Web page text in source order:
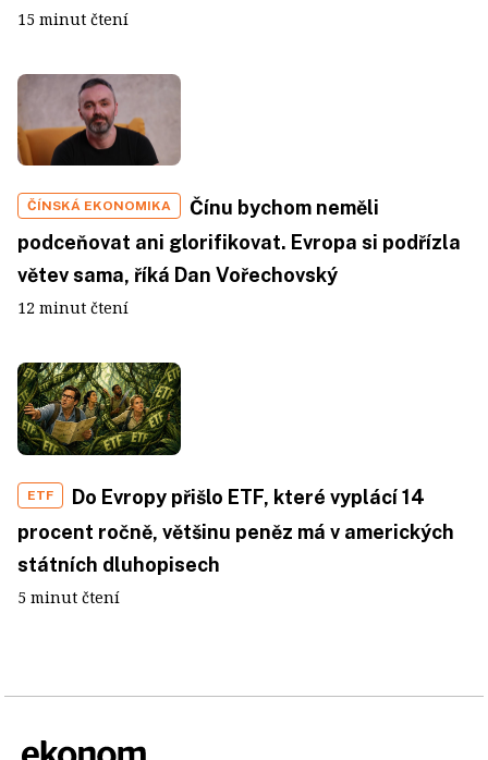
15 minut čtení
ČÍNSKÁ EKONOMIKA
Čínu bychom neměli
podceňovat ani glorifikovat. Evropa si podřízla
větev sama, říká Dan Vořechovský
12 minut čtení
ETF
Do Evropy přišlo ETF, které vyplácí 14
procent ročně, většinu peněz má v amerických
státních dluhopisech
5 minut čtení